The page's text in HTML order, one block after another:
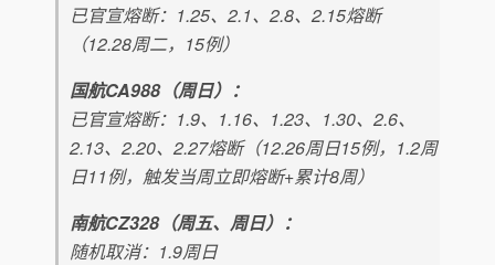
已官宣熔断：1.25、2.1、2.8、2.15熔断
（12.28周二，15例）
国航CA988（周日）：
已官宣熔断：1.9、1.16、1.23、1.30、2.6、
2.13、2.20、2.27熔断（12.26周日15例，1.2周
日11例，触发当周立即熔断+累计8周）
南航CZ328（周五、周日）：
随机取消：1.9周日